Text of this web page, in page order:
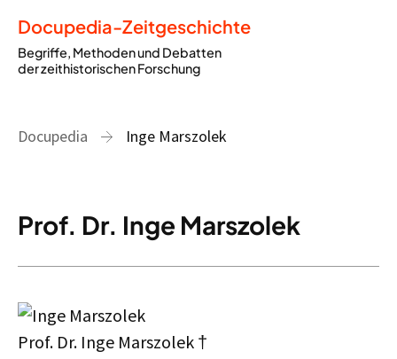
Docupedia-Zeitgeschichte
Begriffe, Methoden und Debatten
der zeithistorischen Forschung
Docupedia Inge Marszolek
Prof. Dr. Inge Marszolek
Prof. Dr. Inge Marszolek †